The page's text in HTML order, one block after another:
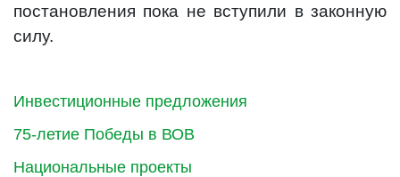
Инвестиционные предложения
75-летие Победы в ВОВ
Национальные проекты
постановления пока не вступили в законную
силу.